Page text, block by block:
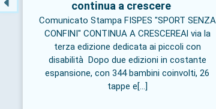
continua a crescere
Comunicato Stampa FISPES "SPORT SENZA
CONFINI" CONTINUA A CRESCEREAl via la
terza edizione dedicata ai piccoli con
disabilità Dopo due edizioni in costante
espansione, con 344 bambini coinvolti, 26
tappe e[...]